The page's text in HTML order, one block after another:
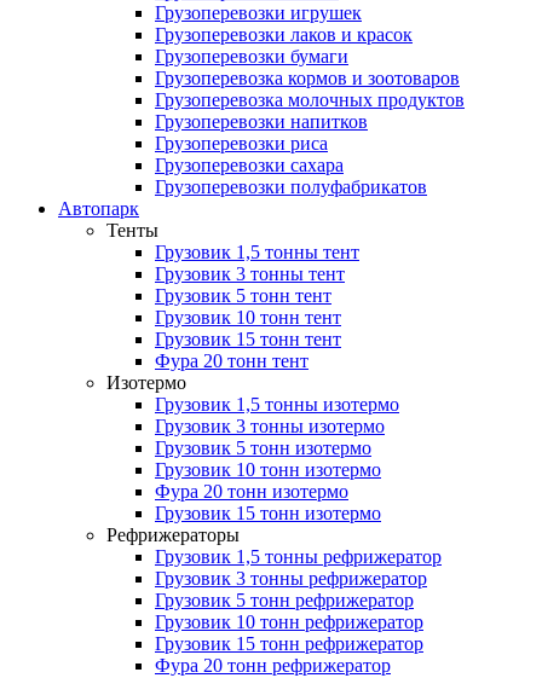
Грузоперевозки игрушек
Грузоперевозки лаков и красок
Грузоперевозки бумаги
Грузоперевозка кормов и зоотоваров
Грузоперевозка молочных продуктов
Грузоперевозки напитков
Грузоперевозки риса
Грузоперевозки сахара
Грузоперевозки полуфабрикатов
Автопарк
Тенты
Грузовик 1,5 тонны тент
Грузовик 3 тонны тент
Грузовик 5 тонн тент
Грузовик 10 тонн тент
Грузовик 15 тонн тент
Фура 20 тонн тент
Изотермо
Грузовик 1,5 тонны изотермо
Грузовик 3 тонны изотермо
Грузовик 5 тонн изотермо
Грузовик 10 тонн изотермо
Фура 20 тонн изотермо
Грузовик 15 тонн изотермо
Рефрижераторы
Грузовик 1,5 тонны рефрижератор
Грузовик 3 тонны рефрижератор
Грузовик 5 тонн рефрижератор
Грузовик 10 тонн рефрижератор
Грузовик 15 тонн рефрижератор
Фура 20 тонн рефрижератор